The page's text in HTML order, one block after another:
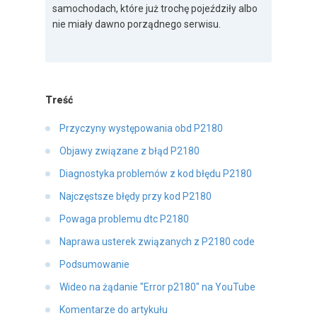
samochodach, które już trochę pojeździły albo
nie miały dawno porządnego serwisu.
Treść
Przyczyny występowania obd P2180
Objawy związane z błąd P2180
Diagnostyka problemów z kod błędu P2180
Najczęstsze błędy przy kod P2180
Powaga problemu dtc P2180
Naprawa usterek związanych z P2180 code
Podsumowanie
Wideo na żądanie "Error p2180" na YouTube
Komentarze do artykułu